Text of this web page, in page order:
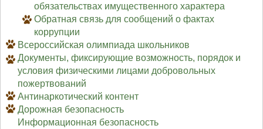
обязательствах имущественного характера
Обратная связь для сообщений о фактах
коррупции
Всероссийская олимпиада школьников
Документы, фиксирующие возможность, порядок и
условия физическими лицами добровольных
пожертвований
Антинаркотический контент
Дорожная безопасность
Информационная безопасность